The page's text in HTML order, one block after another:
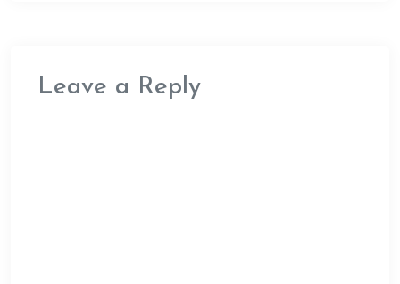
Leave a Reply